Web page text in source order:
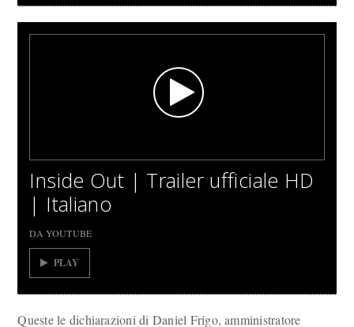
Inside Out | Trailer ufficiale HD
| Italiano
DA YOUTUBE
PLAY
Queste le dichiarazioni di Daniel Frigo, amministratore